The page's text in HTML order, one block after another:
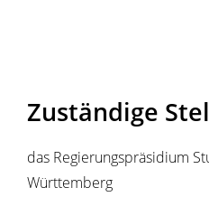
Zuständige
das Regierungspräsidium
Württemberg